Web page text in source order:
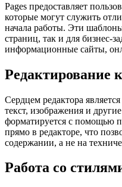
Pages предоставляет
которые могут служить
начала работы. Эти
страниц, так и для бизнес-
информационные сайты,
Редактирование
Сердцем редактора
текст, изображения и
форматируется с помощью
прямо в редакторе, что
содержании, а не на
Работа со